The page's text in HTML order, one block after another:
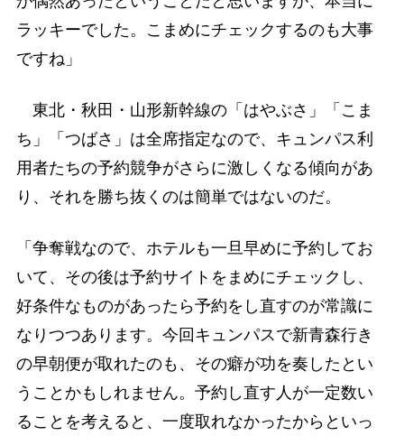
ラッキーでした。こまめにチェックするのも大事
ですね」
東北・秋田・山形新幹線の「はやぶさ」「こま
ち」「つばさ」は全席指定なので、キュンパス利
用者たちの予約競争がさらに激しくなる傾向があ
り、それを勝ち抜くのは簡単ではないのだ。
「争奪戦なので、ホテルも一旦早めに予約してお
いて、その後は予約サイトをまめにチェックし、
好条件なものがあったら予約をし直すのが常識に
なりつつあります。今回キュンパスで新青森行き
の早朝便が取れたのも、その癖が功を奏したとい
うことかもしれません。予約し直す人が一定数い
ることを考えると、一度取れなかったからといっ